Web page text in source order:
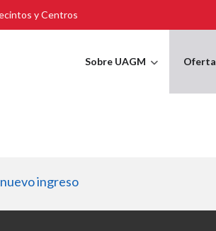
y Centros
Sobre UAGM Oferta
ingreso